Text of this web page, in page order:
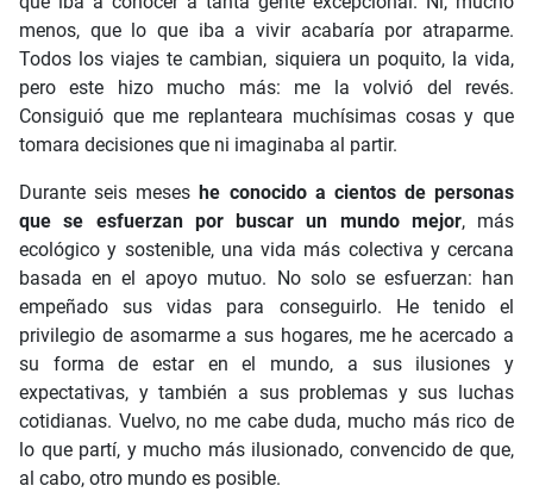
menos, que lo que iba a vivir acabaría por atraparme.
Todos los viajes te cambian, siquiera un poquito, la vida,
pero este hizo mucho más: me la volvió del revés.
Consiguió que me replanteara muchísimas cosas y que
tomara decisiones que ni imaginaba al partir.
Durante seis meseshe conocido a cientos de personas
que se esfuerzan por buscar un mundo mejor, más
ecológico y sostenible, una vida más colectiva y cercana
basada en el apoyo mutuo. No solo se esfuerzan: han
empeñado sus vidas para conseguirlo. He tenido el
privilegio de asomarme a sus hogares, me he acercado a
su forma de estar en el mundo, a sus ilusiones y
expectativas, y también a sus problemas y sus luchas
cotidianas. Vuelvo, no me cabe duda, mucho más rico de
lo que partí, y mucho más ilusionado, convencido de que,
al cabo, otro mundo es posible.